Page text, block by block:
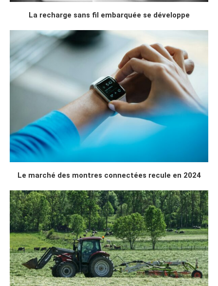
La recharge sans fil embarquée se développe
Le marché des montres connectées recule en 2024